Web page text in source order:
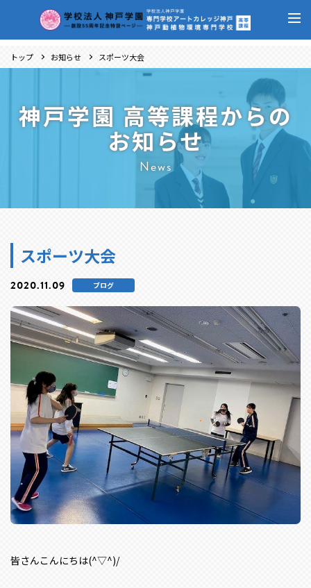
トップ お知らせ スポーツ大会
神戸学園 高等課程からの
お知らせ
News
スポーツ大会
2020.11.09 ブログ
皆さんこんにちは(^▽^)/